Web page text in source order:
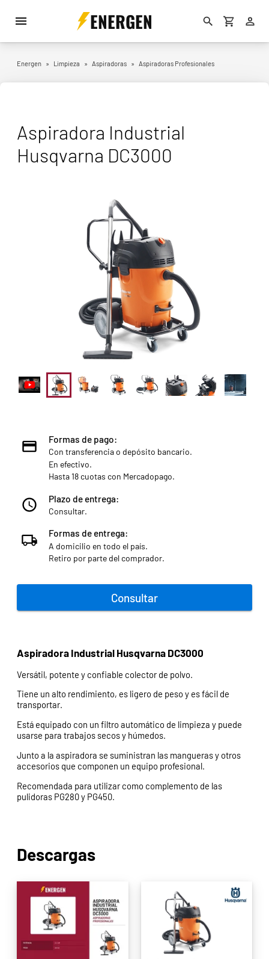
ENERGEN
Energen » Limpieza » Aspiradoras » Aspiradoras Profesionales
Aspiradora Industrial
Husqvarna DC3000
Formas de pago:
Con transferencia o depósito bancario.
En efectivo.
Hasta 18 cuotas con Mercadopago.
Plazo de entrega:
Consultar.
Formas de entrega:
A domicilio en todo el país.
Retiro por parte del comprador.
Consultar
Aspiradora Industrial Husqvarna DC3000
Versátil, potente y confiable colector de polvo.
Tiene un alto rendimiento, es ligero de peso y es fácil de
transportar.
Está equipado con un filtro automático de limpieza y puede
usarse para trabajos secos y húmedos.
Junto a la aspiradora se suministran las mangueras y otros
accesorios que componen un equipo profesional.
Recomendada para utilizar como complemento de las
pulidoras PG280 y PG450.
Descargas